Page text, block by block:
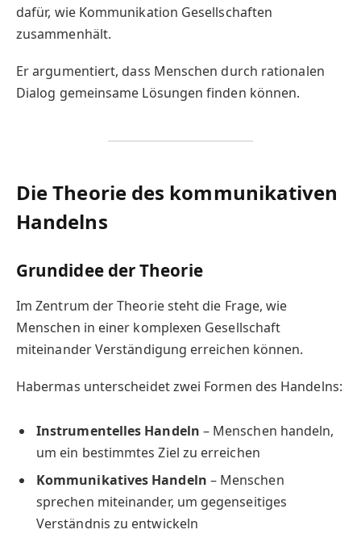
dafür, wie Kommunikation Gesellschaften
zusammenhält.
Er argumentiert, dass Menschen durch rationalen
Dialog gemeinsame Lösungen finden können.
Die Theorie des kommunikativen
Handelns
Grundidee der Theorie
Im Zentrum der Theorie steht die Frage, wie
Menschen in einer komplexen Gesellschaft
miteinander Verständigung erreichen können.
Habermas unterscheidet zwei Formen des Handelns:
Instrumentelles Handeln – Menschen handeln,
um ein bestimmtes Ziel zu erreichen
Kommunikatives Handeln – Menschen
sprechen miteinander, um gegenseitiges
Verständnis zu entwickeln